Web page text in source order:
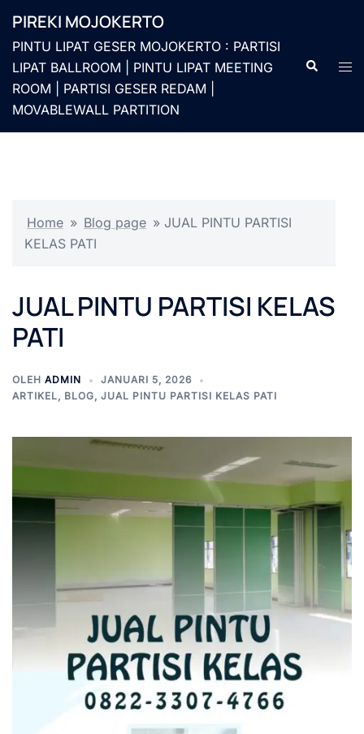
kePIREKI MOJOKERTO
PINTU LIPAT GESER MOJOKERTO : PARTISI
LIPAT BALLROOM | PINTU LIPAT MEETING
ROOM | PARTISI GESER REDAM |
MOVABLEWALL PARTITION
Cari
Home » Blog page » JUAL PINTU PARTISI
KELAS PATI
JUAL PINTU PARTISI KELAS
PATI
OLEH ADMIN
JANUARI 5, 2026
ARTIKEL, BLOG, JUAL PINTU PARTISI KELAS PATI